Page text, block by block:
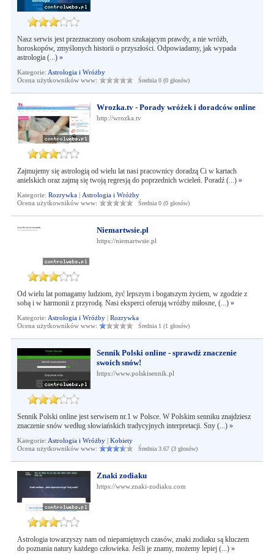
Nasz serwis jest przeznaczony osobom szukającym prawdy, a nie wróżb,
horoskopów, zmyślonych historii o przyszłości. Odpowiadamy, jak wypada
astrologia (...) »
Kategorie: Astrologia i Wróżby
Ocena użytkowników www:
Średnia 0 (0 głosów)
Wrozka.tv - Porady wróżek i doradców online
http://wrozka.tv
Zajmujemy się astrologią od wielu lat nasi pracownicy doradzą Ci w kartach
anielskich oraz zajmą się twoją regresją do poprzednich wcieleń. Poradź (...) »
Kategorie: Rozrywka| Astrologia i Wróżby
Ocena użytkowników www:
Średnia 0 (0 głosów)
Niemartwsie.pl
https://niemartwsie.pl
Od wielu lat pomagamy ludziom, żyć lepszym i bogatszym życiem, w zgodzie z
sobą i w harmonii z przyrodą. Nasi eksperci oferują wróżby miłosne, (...) »
Kategorie: Astrologia i Wróżby| Rozrywka
Ocena użytkowników www:
Średnia 1 (1 głosów)
Sennik Polski online - sprawdź znaczenie
swoich snów!
https://www.polskisennik.pl
Sennik Polski online jest serwisem nr.1 w Polsce. W Polskim senniku znajdziesz
znaczenie snów według słowiańskich tradycyjnych interpretacji. Sny (...) »
Kategorie: Astrologia i Wróżby| Kobiety
Ocena użytkowników www:
Średnia 3.67 (3 głosów)
Znaki zodiaku
https://www.znaki-zodiaku.com
Astrologia towarzyszy nam od niepamiętnych czasów, znaki zodiaku są kluczem
do poznania natury każdego człowieka. Jeśli je znamy, możemy lepiej (...) »